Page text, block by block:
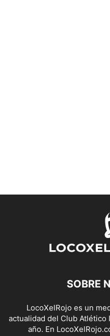
SOBRE
LocoXelRojo es un
actualidad del Club
año. En